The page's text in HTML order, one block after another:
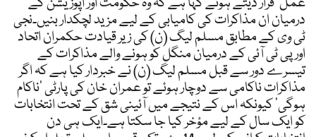
درمیان ان مذاکرات کی کامیابی کے لیے مزید لچکدار بنیں۔نجی
ٹی وی کے مطابق مسلم لیگ (ن) کی زیر قیادت حکمران اتحاد
اور پی ٹی آئی کے درمیان منگل کو ہونے والے مذاکرات کے
تیسرے دور سے قبل مسلم لیگ (ن) نے خبردار کیا ہے کہ اگر
مذاکرات ناکامی سے دوچار ہوئے تو عمران خان کی پارٹی ’ناکام
ہوگی‘ کیونکہ اس کے نتیجے میں آئینی شق کے تحت انتخابات
کو ایک سال کے لیے مؤخر کیا جا سکتا ہے۔ایک ہی دن